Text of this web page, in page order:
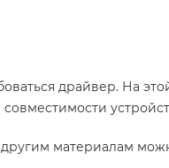
драйвер. На
материалам